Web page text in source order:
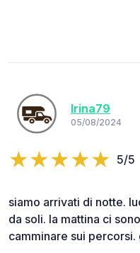
Irina79
05/08/2024
5/5
siamo arrivati di notte.
da soli. la mattina ci
camminare sui percorsi.